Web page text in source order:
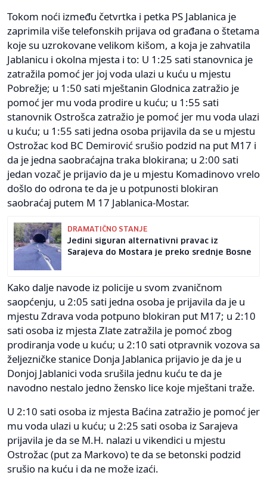
Tokom noći između četvrtka i petka PS Jablanica je
zaprimila više telefonskih prijava od građana o štetama
koje su uzrokovane velikom kišom, a koja je zahvatila
Jablanicu i okolna mjesta i to: U 1:25 sati stanovnica je
zatražila pomoć jer joj voda ulazi u kuću u mjestu
Pobrežje; u 1:50 sati mještanin Glodnica zatražio je
pomoć jer mu voda prodire u kuću; u 1:55 sati
stanovnik Ostrošca zatražio je pomoć jer mu voda ulazi
u kuću; u 1:55 sati jedna osoba prijavila da se u mjestu
Ostrožac kod BC Demirović srušio podzid na put M17 i
da je jedna saobraćajna traka blokirana; u 2:00 sati
jedan vozač je prijavio da je u mjestu Komadinovo vrelo
došlo do odrona te da je u potpunosti blokiran
saobraćaj putem M 17 Jablanica-Mostar.
DRAMATIČNO STANJE
Jedini siguran alternativni pravac iz
Sarajeva do Mostara je preko srednje Bosne
Kako dalje navode iz policije u svom zvaničnom
saopćenju, u 2:05 sati jedna osoba je prijavila da je u
mjestu Zdrava voda potpuno blokiran put M17; u 2:10
sati osoba iz mjesta Zlate zatražila je pomoć zbog
prodiranja vode u kuću; u 2:10 sati otpravnik vozova sa
željezničke stanice Donja Jablanica prijavio je da je u
Donjoj Jablanici voda srušila jednu kuću te da je
navodno nestalo jedno žensko lice koje mještani traže.
U 2:10 sati osoba iz mjesta Baćina zatražio je pomoć jer
mu voda ulazi u kuću; u 2:25 sati osoba iz Sarajeva
prijavila je da se M.H. nalazi u vikendici u mjestu
Ostrožac (put za Markovo) te da se betonski podzid
srušio na kuću i da ne može izaći.